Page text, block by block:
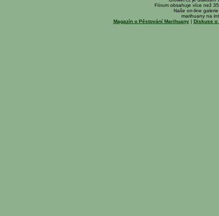
Fórum obsahuje více než
Naše on-line
marihuany na
Magazín o Pěstování Marihuany| Diskuse o